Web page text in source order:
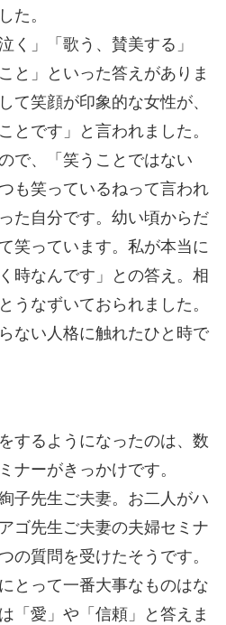
た。
く」「歌う、賛美する」
と」といった答えがありま
て笑顔が印象的な女性が、
とです」と言われました。
で、「笑うことではない
も笑っているねって言われ
た自分です。幼い頃からだ
笑っています。私が本当に
時なんです」との答え。相
うなずいておられました。
ない人格に触れたひと時で
するようになったのは、数
ナーがきっかけです。
子先生ご夫妻。お二人がハ
ゴ先生ご夫妻の夫婦セミナ
の質問を受けたそうです。
とって一番大事なものはな
「愛」や「信頼」と答えま